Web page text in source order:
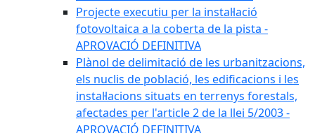
Projecte executiu per la instal·lació
fotovoltaica a la coberta de la pista -
APROVACIÓ DEFINITIVA
Plànol de delimitació de les urbanitzacions,
els nuclis de població, les edificacions i les
instal·lacions situats en terrenys forestals,
afectades per l'article 2 de la llei 5/2003 -
APROVACIÓ DEFINITIVA